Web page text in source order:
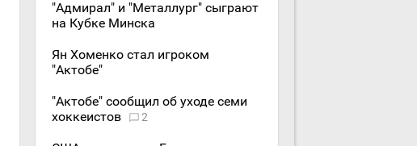
"Адмирал" и "Металлург" сыграют
на Кубке Минска
Ян Хоменко стал игроком
"Актобе"
"Актобе" сообщил об уходе семи
хоккеистов
2